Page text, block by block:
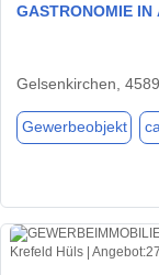
GASTRONOMIE
Gelsenkirchen,
Gewerbeobjekt